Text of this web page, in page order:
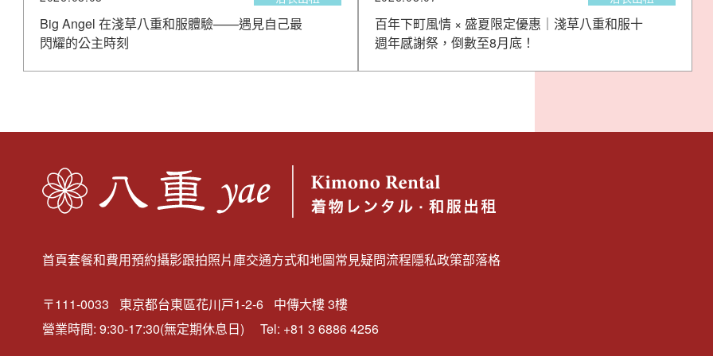
Big Angel 在淺草八重和服體驗——遇見自己最
閃耀的公主時刻
百年下町風情 × 盛夏限定優惠｜淺草八重和服十
週年感謝祭，倒數至8月底！
首頁套餐和費用預約攝影跟拍照片庫交通方式和地圖常見疑問流程隱私政策部落格
〒111-0033 東京都台東區花川戸1-2-6
中傳大樓 3樓
營業時間: 9:30-17:30(無定期休息日)
Tel: +81 3 6886 4256